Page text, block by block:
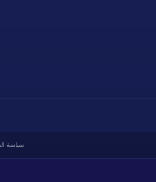
سياسة